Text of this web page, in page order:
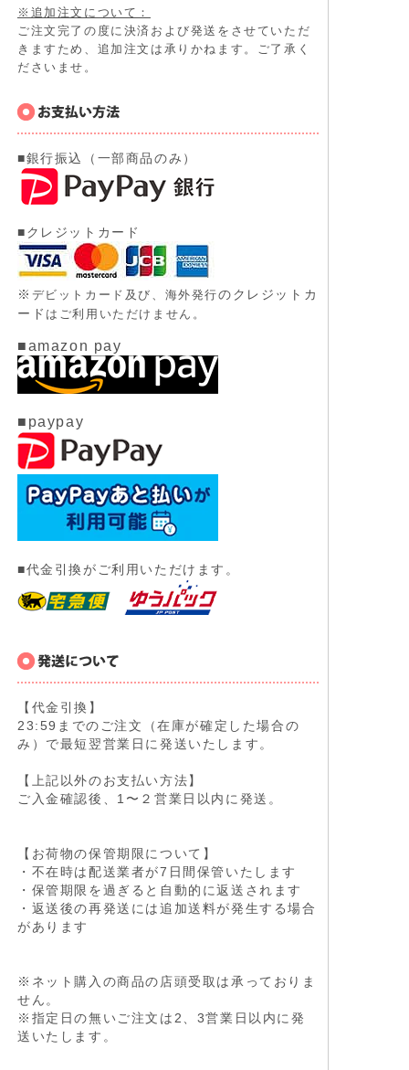
※追加注文について：
ご注文完了の度に決済および発送をさせていただ
きますため、追加注文は承りかねます。ご了承く
ださいませ。
■銀行振込（一部商品のみ）
■クレジットカード
※ デビットカード及び、 海外発行のクレジットカ
ード はご利用いただけません。
■amazon pay
■paypay
■代金引換がご利用いただけます。
【代金引換】
23:59までのご注文（在庫が確定した場合の
み）で最短翌営業日に発送いたします。
【上記以外のお支払い方法】
ご入金確認後、1〜２営業日以内に発送。
【お荷物の保管期限について】
・不在時は配送業者が7日間保管いたします
・保管期限を過ぎると自動的に返送されます
・返送後の再発送には追加送料が発生する場合
があります
※ネット購入の商品の店頭受取は承っておりま
せん。
※指定日の無いご注文は2、3営業日以内に発
送いたします。